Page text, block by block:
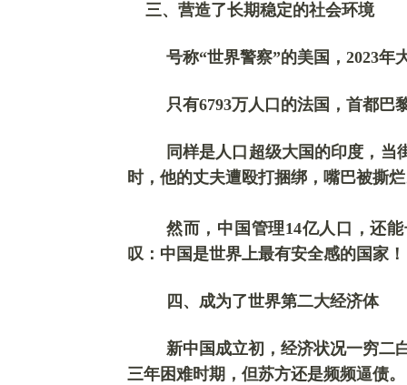
三、 营造了长期稳定的社会环境
号称“世界警察”的美国，2023年
只有6793万人口的法国，首都巴
同样是人口超级大国的印度，当
时，他的丈夫遭殴打捆绑，嘴巴被撕
然而，中国管理14亿人口，还
叹：中国是世界上最有安全感的国家！
四、 成为了世界第二大经济体
新中国成立初，经济状况一穷二
三年困难时期，但苏方还是频频逼债。